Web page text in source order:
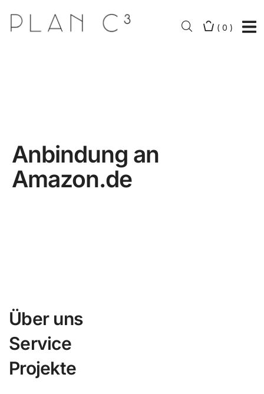
( 0 )
Anbindung an
Amazon.de
Über uns
Service
Projekte